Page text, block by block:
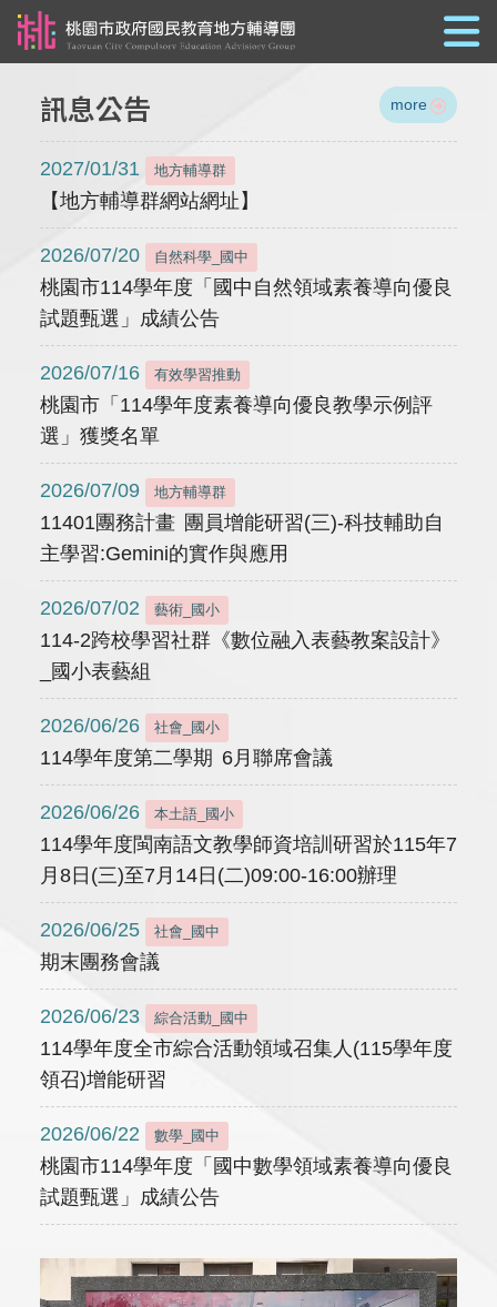
訊息公告 more
2027/01/31 地方輔導群
【地方輔導群網站網址】
2026/07/20 自然科學_國中
桃園市114學年度「國中自然領域素養導向優良
試題甄選」成績公告
2026/07/16 有效學習推動
桃園市「114學年度素養導向優良教學示例評
選」獲獎名單
2026/07/09 地方輔導群
11401團務計畫 團員增能研習(三)-科技輔助自
主學習:Gemini的實作與應用
2026/07/02 藝術_國小
114-2跨校學習社群《數位融入表藝教案設計》
_國小表藝組
2026/06/26 社會_國小
114學年度第二學期 6月聯席會議
2026/06/26 本土語_國小
114學年度閩南語文教學師資培訓研習於115年7
月8日(三)至7月14日(二)09:00-16:00辦理
2026/06/25 社會_國中
期末團務會議
2026/06/23 綜合活動_國中
114學年度全市綜合活動領域召集人(115學年度
領召)增能研習
2026/06/22 數學_國中
桃園市114學年度「國中數學領域素養導向優良
試題甄選」成績公告